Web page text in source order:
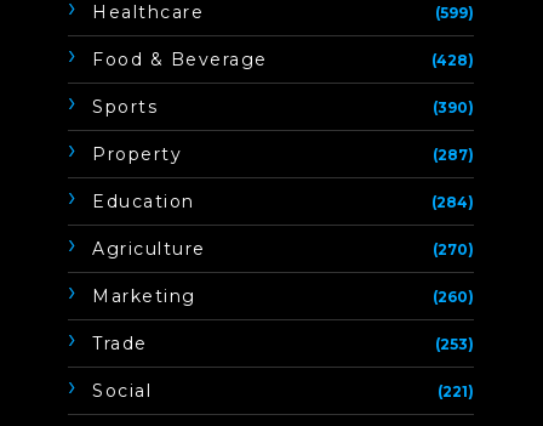
Healthcare (599)
Food & Beverage (428)
Sports (390)
Property (287)
Education (284)
Agriculture (270)
Marketing (260)
Trade (253)
Social (221)